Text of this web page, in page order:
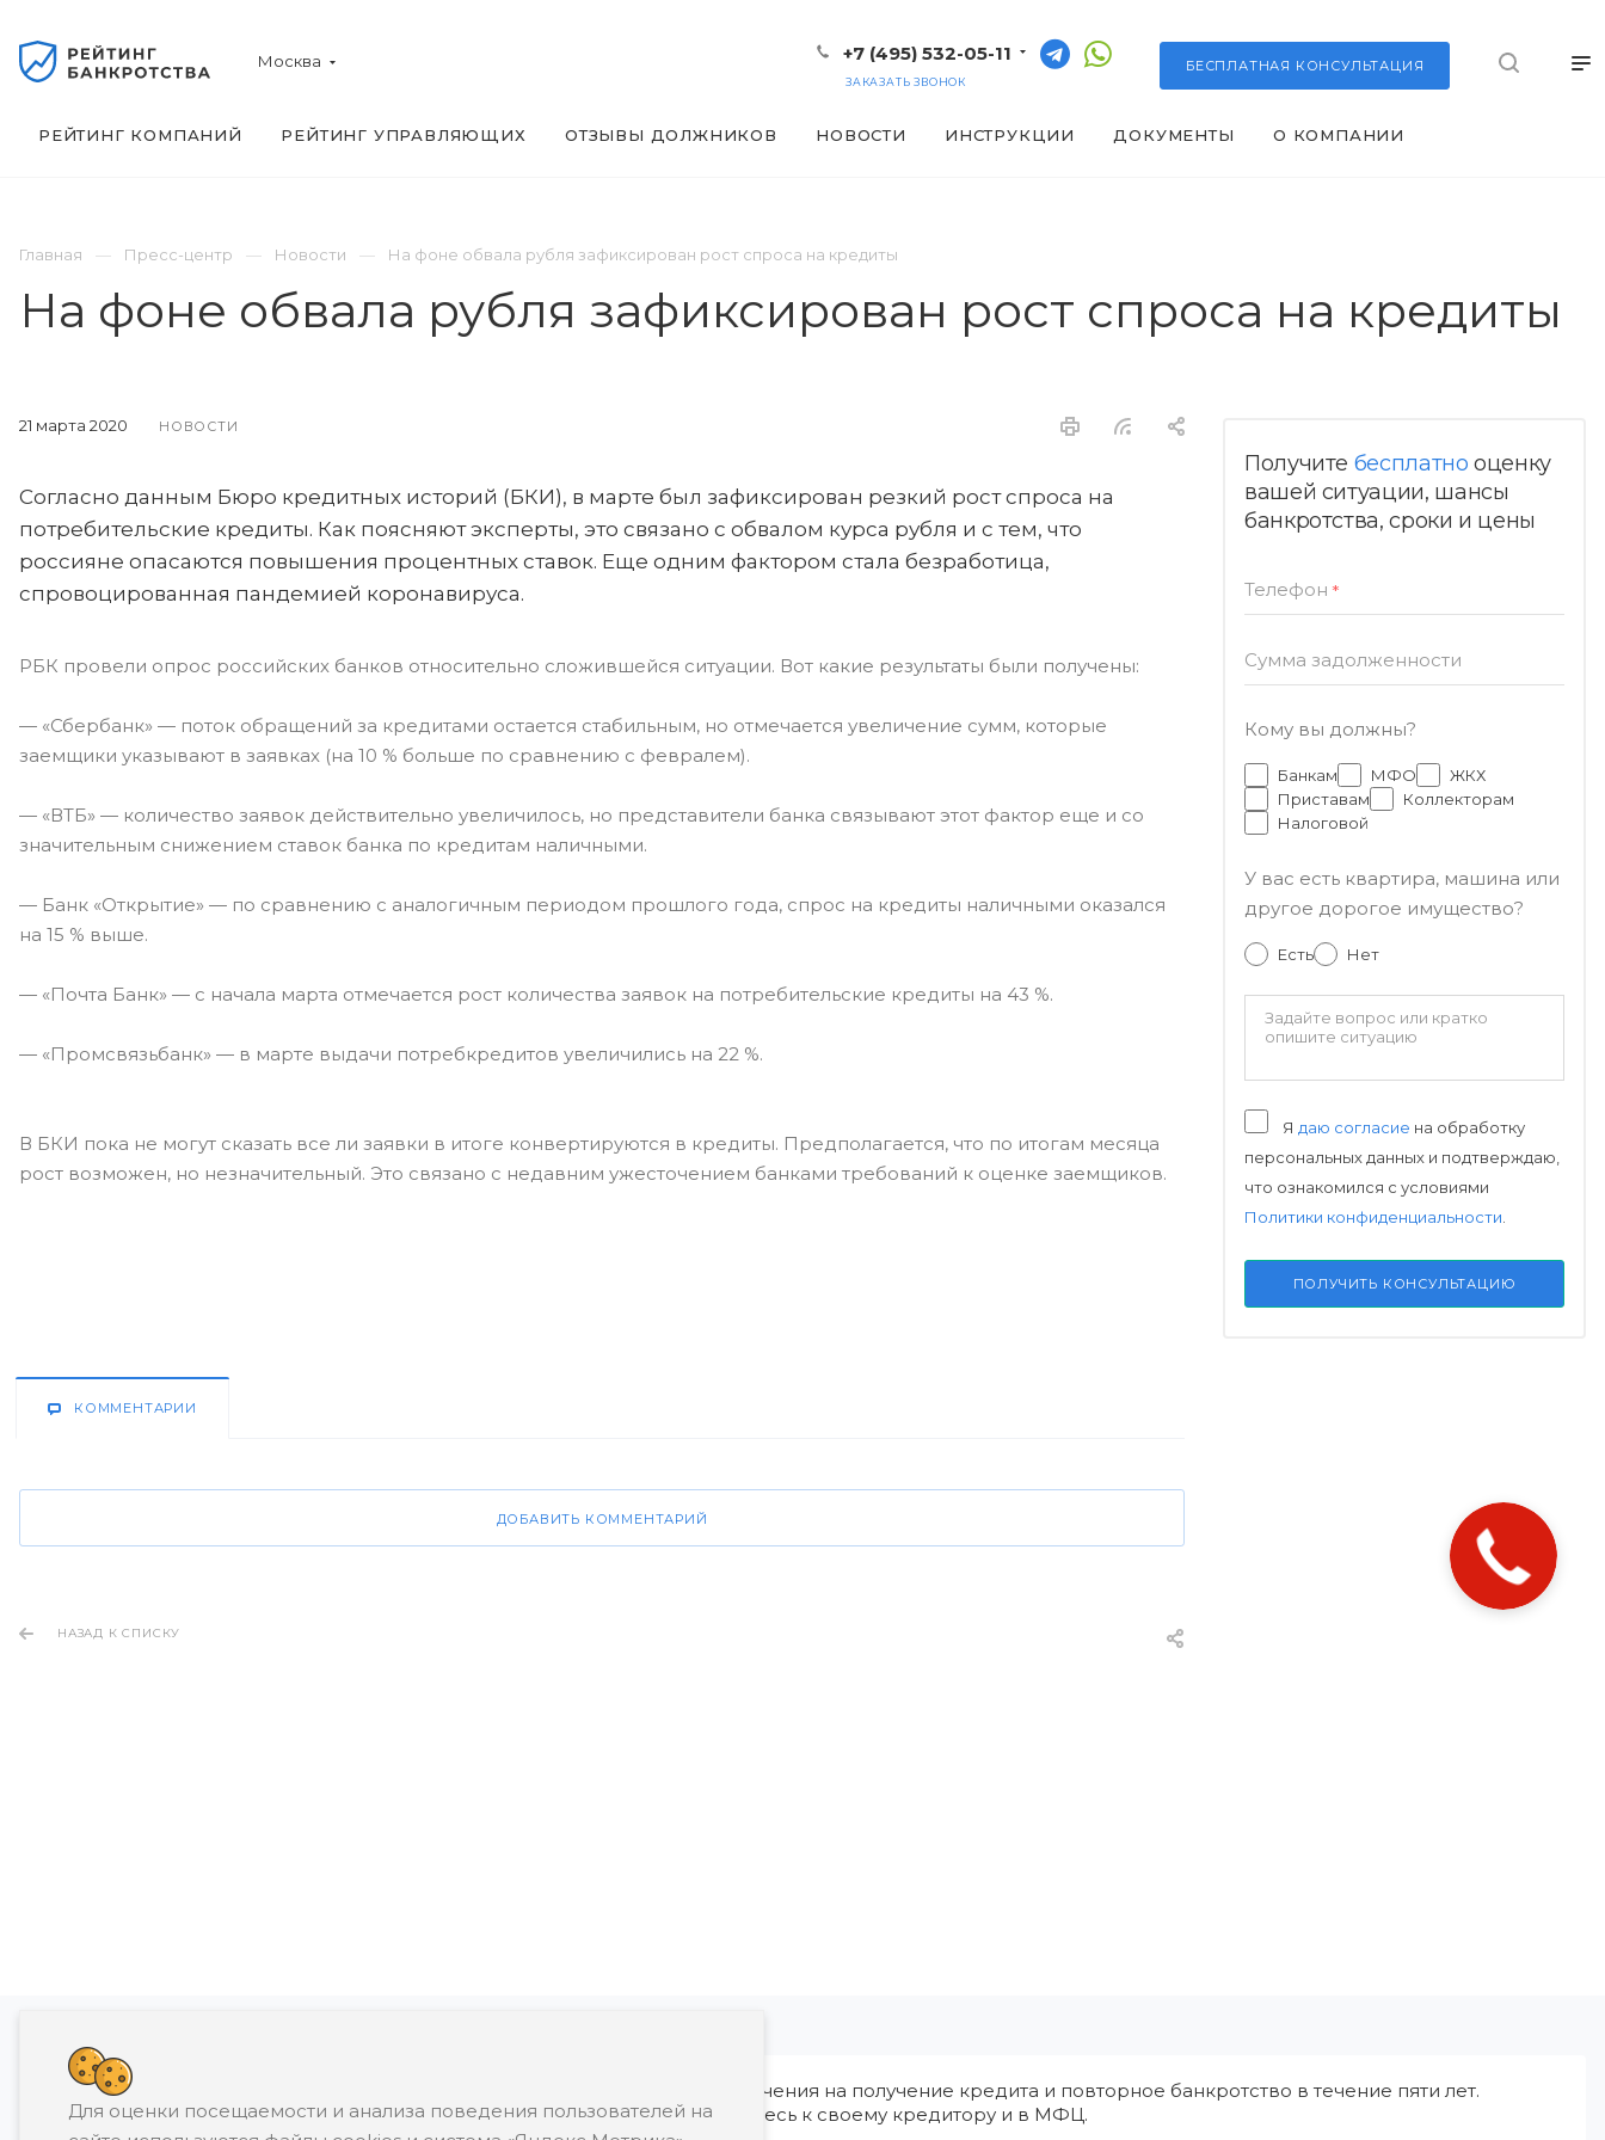
Москва БЕСПЛАТНАЯ КОНСУЛЬТАЦИЯ
+7 (495) 532-05-11
ЗАКАЗАТЬ ЗВОНОК
РЕЙТИНГ КОМПАНИЙ РЕЙТИНГ УПРАВЛЯЮЩИХ ОТЗЫВЫ ДОЛЖНИКОВ НОВОСТИ ИНСТРУКЦИИ ДОКУМЕНТЫ О КОМПАНИИ
Главная Пресс-центр Новости На фоне обвала рубля зафиксирован рост спроса на кредиты
На фоне обвала рубля зафиксирован рост спроса на кредиты
21 марта 2020 НОВОСТИ
Согласно данным Бюро кредитных историй (БКИ), в марте был зафиксирован резкий рост спроса на
потребительские кредиты. Как поясняют эксперты, это связано с обвалом курса рубля и с тем, что
россияне опасаются повышения процентных ставок. Еще одним фактором стала безработица,
спровоцированная пандемией коронавируса.
РБК провели опрос российских банков относительно сложившейся ситуации. Вот какие результаты были получены:
— «Сбербанк» — поток обращений за кредитами остается стабильным, но отмечается увеличение сумм, которые
заемщики указывают в заявках (на 10 % больше по сравнению с февралем).
— «ВТБ» — количество заявок действительно увеличилось, но представители банка связывают этот фактор еще и со
значительным снижением ставок банка по кредитам наличными.
— Банк «Открытие» — по сравнению с аналогичным периодом прошлого года, спрос на кредиты наличными оказался
на 15 % выше.
— «Почта Банк» — с начала марта отмечается рост количества заявок на потребительские кредиты на 43 %.
— «Промсвязьбанк» — в марте выдачи потребкредитов увеличились на 22 %.
В БКИ пока не могут сказать все ли заявки в итоге конвертируются в кредиты. Предполагается, что по итогам месяца
рост возможен, но незначительный. Это связано с недавним ужесточением банками требований к оценке заемщиков.
Получите бесплатно оценку
вашей ситуации, шансы
банкротства, сроки и цены
Телефон *
Сумма задолженности
Кому вы должны?
Банкам МФО
ЖКХ
Приставам
Коллекторам
Налоговой
У вас есть квартира, машина или
другое дорогое имущество?
Есть Нет
Я даю согласие на обработку
персональных данных и подтверждаю,
что ознакомился с условиями
Политики конфиденциальности
ПОЛУЧИТЬ КОНСУЛЬТАЦИЮ
КОММЕНТАРИИ
ДОБАВИТЬ КОММЕНТАРИЙ
НАЗАД К СПИСКУ
Банкротство влечет негативные последствия, в том числе ограничения на получение кредита и повторное банкротство в течение пяти лет.
Предварительно обратитесь к своему кредитору и в МФЦ.
Для оценки посещаемости и анализа поведения пользователей на
Закажите
звонок!